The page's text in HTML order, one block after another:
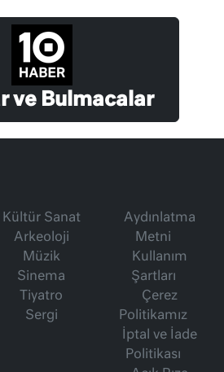
ve Bulmacalar
Kültür Sanat
Arkeoloji
Müzik
Sinema
Tiyatro
Sergi
Aydınlatma
Metni
Kullanım
Şartları
Çerez
Politikamız
İptal ve İade
Politikası